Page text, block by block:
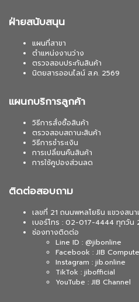
ฝ่ายสนับสนุน
แผนที่สาขา
ตำแหน่งงานว่าง
ตรวจสอบประกันสินค้า
นิตยสารออนไลน์ ส.ค. 2569
แผนกบริการลูกค้า
วิธีการสั่งซื้อสินค้า
ตรวจสอบสถานะสินค้า
วิธีการชำระเงิน
การเปลี่ยนคืนสินค้า
การใช้คูปองส่วนลด
ติดต่อสอบถาม
เลขที่ 21 ถนนพหลโยธิน แขวงสน
เบอร์โทร : 02-017-4444 ทุกวัน
ช่องทางติดต่อ
Line ID : @jibonline
Facebook : JIB
Instagram : jib.online
TikTok : jibofficial
YouTube : JIB Channel